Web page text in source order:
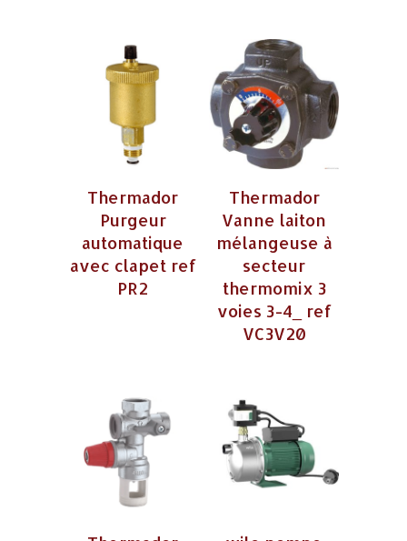
Thermador
Purgeur
automatique
avec clapet ref
PR2
Thermador
Vanne laiton
mélangeuse à
secteur
thermomix 3
voies 3-4_ ref
VC3V20